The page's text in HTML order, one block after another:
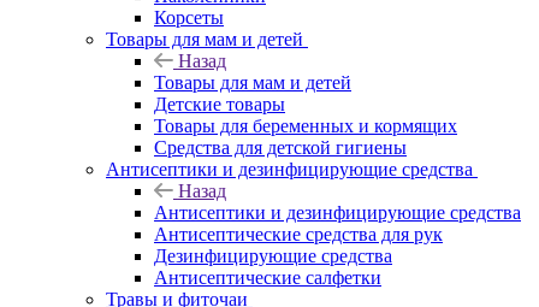
Корсеты
Товары для мам и детей
Назад
Товары для мам и детей
Детские товары
Товары для беременных и кормящих
Средства для детской гигиены
Антисептики и дезинфицирующие средства
Назад
Антисептики и дезинфицирующие средства
Антисептические средства для рук
Дезинфицирующие средства
Антисептические салфетки
Травы и фиточаи